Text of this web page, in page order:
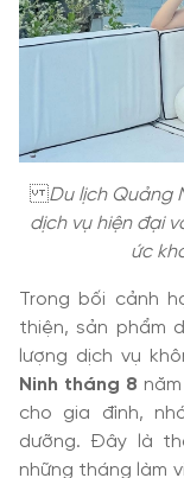
Du lịch Quảng
dịch vụ hiện đại
ức
Trong bối cảnh
thiện, sản phẩm
lượng dịch vụ
Ninh tháng 8
cho gia đình,
dưỡng. Đây là
những tháng làm